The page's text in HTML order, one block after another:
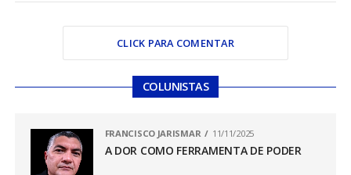
CLICK PARA COMENTAR
COLUNISTAS
FRANCISCO JARISMAR 11/11/2025
A DOR COMO FERRAMENTA DE PODER